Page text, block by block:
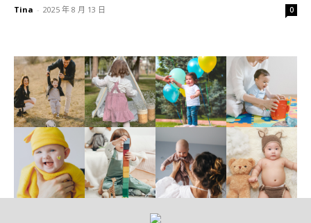
Tina - 2025 年 8 月 13 日 0